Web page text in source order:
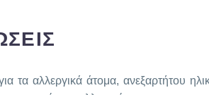
τα αλλεργικά άτομα, ανεξαρτήτου